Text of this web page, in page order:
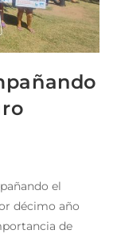
el
décimo año
de